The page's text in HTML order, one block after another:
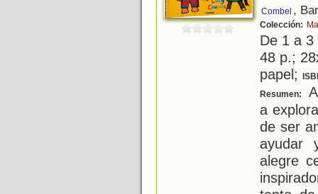
Combel ,
Colección:
De 1 a
48 p.;
papel;
Resumen:
a
de ser
ayudar
alegre